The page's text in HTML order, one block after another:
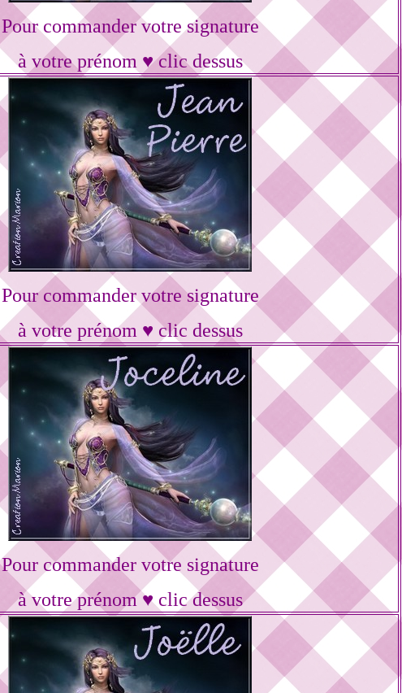
Pour commander votre signature
à votre prénom ♥ clic dessus
Pour commander votre signature
à votre prénom ♥ clic dessus
Pour commander votre signature
à votre prénom ♥ clic dessus